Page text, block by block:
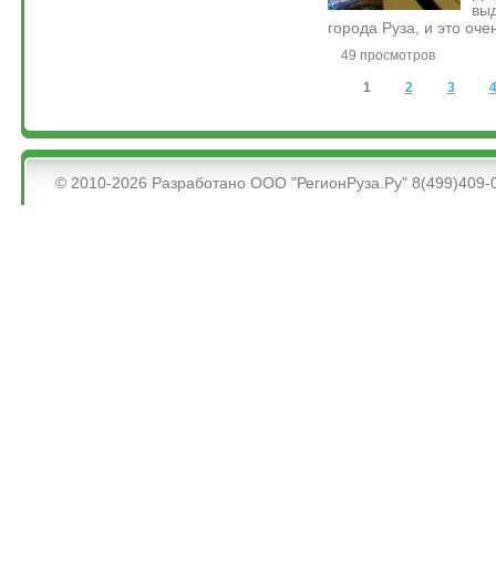
города Руза, и это
49 просмотров
Страницы
1 2 3 4
&bsps;
© 2010-2026 Разработано ООО "РегионРуза.Ру" 8(499)409-